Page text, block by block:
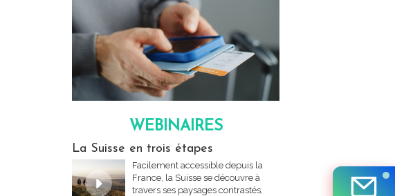
WEBINAIRES
La Suisse en trois étapes
Facilement accessible depuis la
France, la Suisse se découvre à
travers ses paysages contrastés,